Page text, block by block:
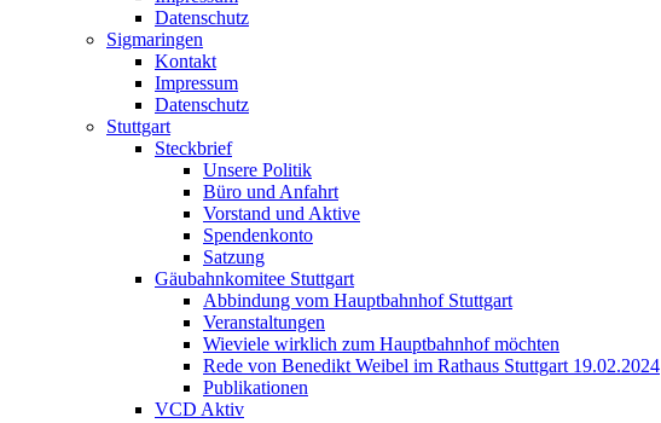
Datenschutz
Sigmaringen
Kontakt
Impressum
Datenschutz
Stuttgart
Steckbrief
Unsere Politik
Büro und Anfahrt
Vorstand und Aktive
Spendenkonto
Satzung
Gäubahnkomitee Stuttgart
Abbindung vom Hauptbahnhof Stuttgart
Veranstaltungen
Wieviele wirklich zum Hauptbahnhof möchten
Rede von Benedikt Weibel im Rathaus Stuttgart 19.02.2024
Publikationen
VCD Aktiv